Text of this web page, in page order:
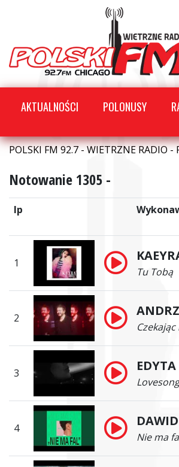
AKTUALNOŚCI POLONUSY
POLSKI FM 92.7 - WIETRZNE RADIO -
Notowanie 1305 -
lp
1
Tu Tobą
2
3
Lovesong
4
Nie ma